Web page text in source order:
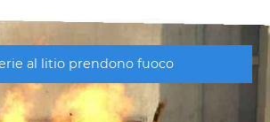
al litio prendono fuoco